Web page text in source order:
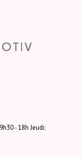
- 18h Jeudi: